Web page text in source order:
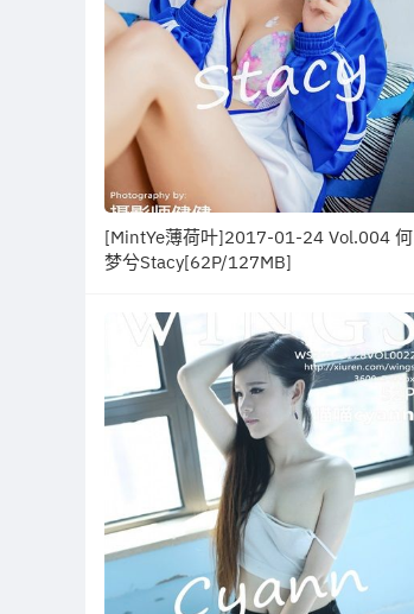
[MintYe薄荷叶]2017-01-24 Vol.004 何
梦兮Stacy[62P/127MB]